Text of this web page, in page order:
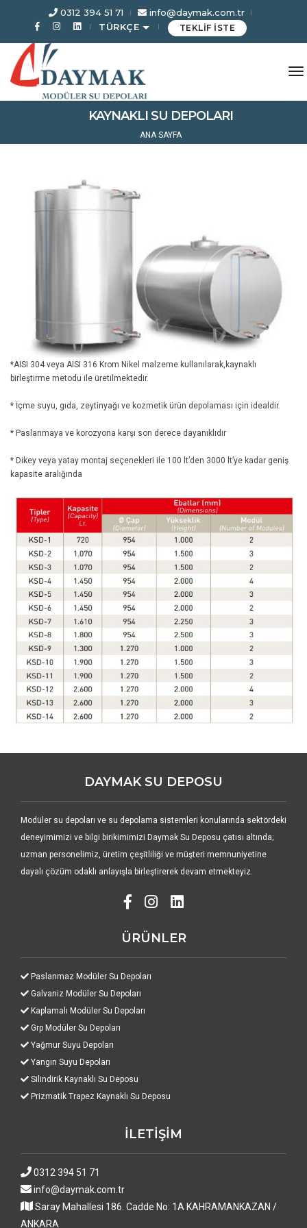
0312 394 51 71
info@daymak.com.tr
TÜRKÇE
TEKLİF İSTE
KAYNAKLI SU DEPOLARI
ANA SAYFA
*AISI 304 veya AISI 316 Krom Nikel malzeme kullanılarak,kaynaklı
birleştirme metodu ile üretilmektedir.
* İçme suyu, gıda, zeytinyağı ve kozmetik ürün depolaması için idealdir.
* Paslanmaya ve korozyona karşı son derece dayanıklıdır
* Dikey veya yatay montaj seçenekleri ile 100 lt’den 3000 lt’ye kadar geniş
kapasite aralığında
DAYMAK SU DEPOSU
Modüler su depoları ve su depolama sistemleri konularında sektördeki
deneyimimizi ve bilgi birikimimizi Daymak Su Deposu çatısı altında;
uzman personelimiz, üretim çeşitliliği ve müşteri memnuniyetine
dayalı çözüm odaklı anlayışla birleştirerek devam etmekteyiz.
ÜRÜNLER
Paslanmaz Modüler Su Depoları
Galvaniz Modüler Su Depoları
Kaplamalı Modüler Su Depoları
Grp Modüler Su Depoları
Yağmur Suyu Depoları
Yangın Suyu Depoları
Silindirik Kaynaklı Su Deposu
Prizmatik Trapez Kaynaklı Su Deposu
İLETİŞİM
0312 394 51 71
info@daymak.com.tr
Saray Mahallesi 186. Cadde No: 1A KAHRAMANKAZAN /
ANKARA